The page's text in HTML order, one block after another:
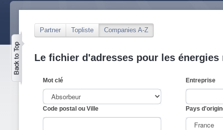
Partner Topliste Companies A-Z
Le fichier d'adresses pour les énergies
Mot clé Entreprise
Code postal ou Ville Pays